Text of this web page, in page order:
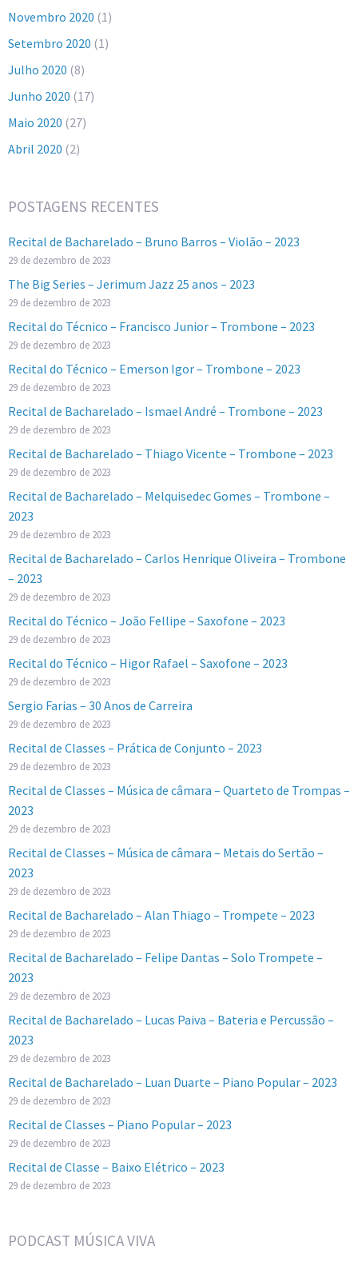
Novembro 2020 (1)
Setembro 2020 (1)
Julho 2020 (8)
Junho 2020 (17)
Maio 2020 (27)
Abril 2020 (2)
POSTAGENS RECENTES
Recital de Bacharelado – Bruno Barros – Violão – 2023
29 de dezembro de 2023
The Big Series – Jerimum Jazz 25 anos – 2023
29 de dezembro de 2023
Recital do Técnico – Francisco Junior – Trombone – 2023
29 de dezembro de 2023
Recital do Técnico – Emerson Igor – Trombone – 2023
29 de dezembro de 2023
Recital de Bacharelado – Ismael André – Trombone – 2023
29 de dezembro de 2023
Recital de Bacharelado – Thiago Vicente – Trombone – 2023
29 de dezembro de 2023
Recital de Bacharelado – Melquisedec Gomes – Trombone –
2023
29 de dezembro de 2023
Recital de Bacharelado – Carlos Henrique Oliveira – Trombone
– 2023
29 de dezembro de 2023
Recital do Técnico – João Fellipe – Saxofone – 2023
29 de dezembro de 2023
Recital do Técnico – Higor Rafael – Saxofone – 2023
29 de dezembro de 2023
Sergio Farias – 30 Anos de Carreira
29 de dezembro de 2023
Recital de Classes – Prática de Conjunto – 2023
29 de dezembro de 2023
Recital de Classes – Música de câmara – Quarteto de Trompas –
2023
29 de dezembro de 2023
Recital de Classes – Música de câmara – Metais do Sertão –
2023
29 de dezembro de 2023
Recital de Bacharelado – Alan Thiago – Trompete – 2023
29 de dezembro de 2023
Recital de Bacharelado – Felipe Dantas – Solo Trompete –
2023
29 de dezembro de 2023
Recital de Bacharelado – Lucas Paiva – Bateria e Percussão –
2023
29 de dezembro de 2023
Recital de Bacharelado – Luan Duarte – Piano Popular – 2023
29 de dezembro de 2023
Recital de Classes – Piano Popular – 2023
29 de dezembro de 2023
Recital de Classe – Baixo Elétrico – 2023
29 de dezembro de 2023
PODCAST MÚSICA VIVA